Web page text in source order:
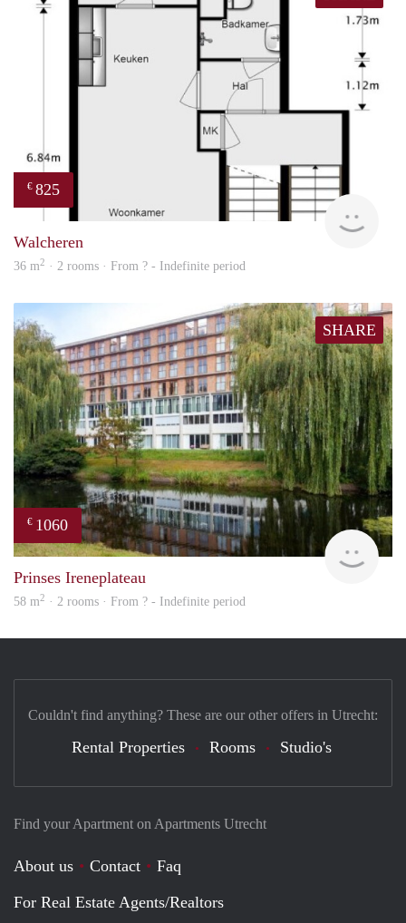
€ 825
Walcheren
36 m2 · 2 rooms · From ? - Indefinite period
SHARE
€ 1060
rent
Prinses Ireneplateau
58 m2 · 2 rooms · From ? - Indefinite period
Find your Apartment on Apartments Utrecht
About us Contact
Faq
For Real Estate Agents/Realtors
Couldn't find anything? These are our other offers in Utrecht:
Rental Properties Rooms Studio's